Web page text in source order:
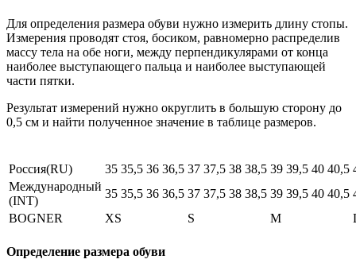
Для определения размера обуви нужно измерить длину стопы.
Измерения проводят стоя, босиком, равномерно распределив
массу тела на обе ноги, между перпендикулярами от конца
наиболее выступающего пальца и наиболее выступающей
части пятки.
Результат измерений нужно округлить в большую сторону до
0,5 см и найти полученное значение в таблице размеров.
Россия(RU) 35 35,5 36 36,5 37 37,5 38 38,5 39 39,5 40 40,5
Международный
(INT)
35 35,5 36 36,5 37 37,5 38 38,5 39 39,5 40 40,5
BOGNER
XS S M
Определение размера обуви